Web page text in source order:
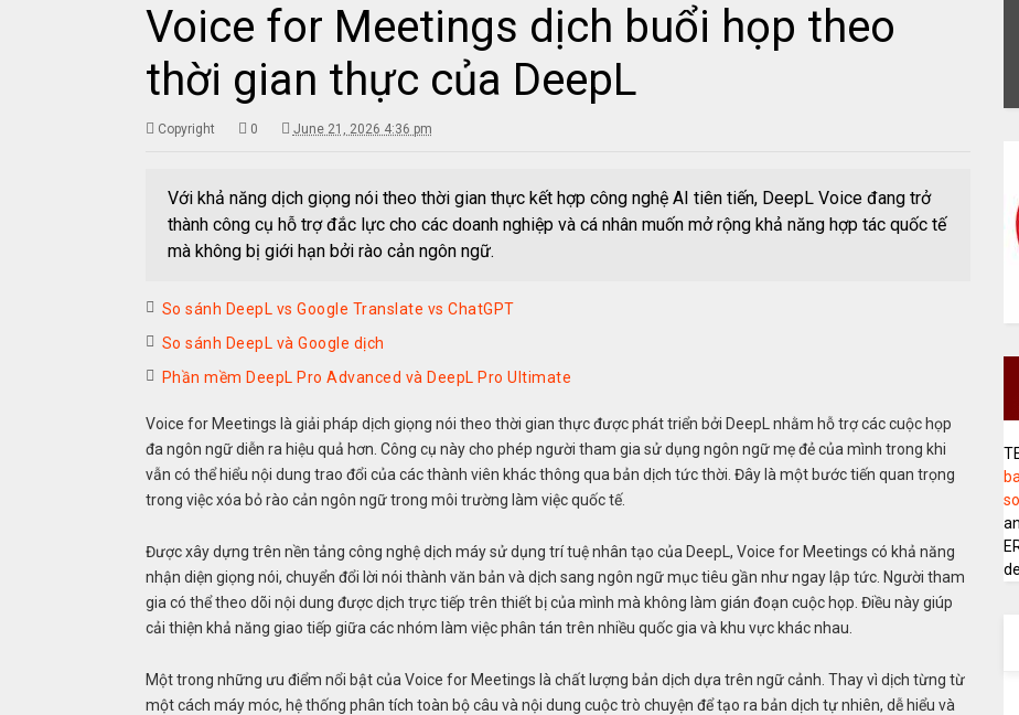
Voice for Meetings dịch buổi họp theo
thời gian thực của DeepL
Copyright 0 June 21, 2026 4:36 pm
Với khả năng dịch giọng nói theo thời gian thực kết hợp công nghệ AI tiên tiến, DeepL Voice đang trở
thành công cụ hỗ trợ đắc lực cho các doanh nghiệp và cá nhân muốn mở rộng khả năng hợp tác quốc tế
mà không bị giới hạn bởi rào cản ngôn ngữ.
So sánh DeepL vs Google Translate vs ChatGPT
So sánh DeepL và Google dịch
Phần mềm DeepL Pro Advanced và DeepL Pro Ultimate
Voice for Meetings là giải pháp dịch giọng nói theo thời gian thực được phát triển bởi DeepL nhằm hỗ trợ các cuộc họp
đa ngôn ngữ diễn ra hiệu quả hơn. Công cụ này cho phép người tham gia sử dụng ngôn ngữ mẹ đẻ của mình trong khi
vẫn có thể hiểu nội dung trao đổi của các thành viên khác thông qua bản dịch tức thời. Đây là một bước tiến quan trọng
trong việc xóa bỏ rào cản ngôn ngữ trong môi trường làm việc quốc tế.
Được xây dựng trên nền tảng công nghệ dịch máy sử dụng trí tuệ nhân tạo của DeepL, Voice for Meetings có khả năng
nhận diện giọng nói, chuyển đổi lời nói thành văn bản và dịch sang ngôn ngữ mục tiêu gần như ngay lập tức. Người tham
gia có thể theo dõi nội dung được dịch trực tiếp trên thiết bị của mình mà không làm gián đoạn cuộc họp. Điều này giúp
cải thiện khả năng giao tiếp giữa các nhóm làm việc phân tán trên nhiều quốc gia và khu vực khác nhau.
Một trong những ưu điểm nổi bật của Voice for Meetings là chất lượng bản dịch dựa trên ngữ cảnh. Thay vì dịch từng từ
một cách máy móc, hệ thống phân tích toàn bộ câu và nội dung cuộc trò chuyện để tạo ra bản dịch tự nhiên, dễ hiểu và